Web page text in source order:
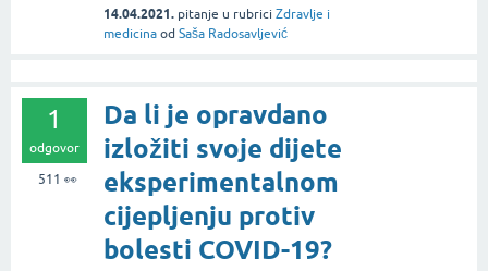
14.04.2021. pitanje u rubrici Zdravlje i
medicina od Saša Radosavljević
1
odgovor
511 👀
Da li je opravdano
izložiti svoje dijete
eksperimentalnom
cijepljenju protiv
bolesti COVID-19?